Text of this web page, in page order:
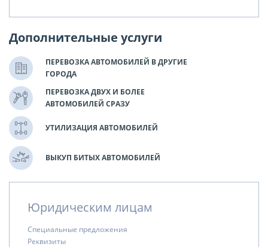
Дополнительные услуги
ПЕРЕВОЗКА АВТОМОБИЛЕЙ В ДРУГИЕ
ГОРОДА
ПЕРЕВОЗКА ДВУХ И БОЛЕЕ
АВТОМОБИЛЕЙ СРАЗУ
УТИЛИЗАЦИЯ АВТОМОБИЛЕЙ
ВЫКУП БИТЫХ АВТОМОБИЛЕЙ
Юридическим лицам
Специальные предложения
Реквизиты